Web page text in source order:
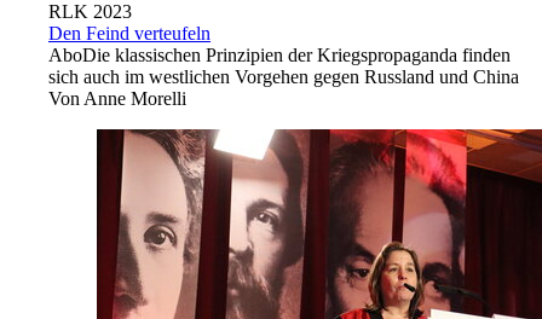
RLK 2023
Den Feind verteufeln
AboDie klassischen Prinzipien der Kriegspropaganda finden
sich auch im westlichen Vorgehen gegen Russland und China
VonAnne Morelli